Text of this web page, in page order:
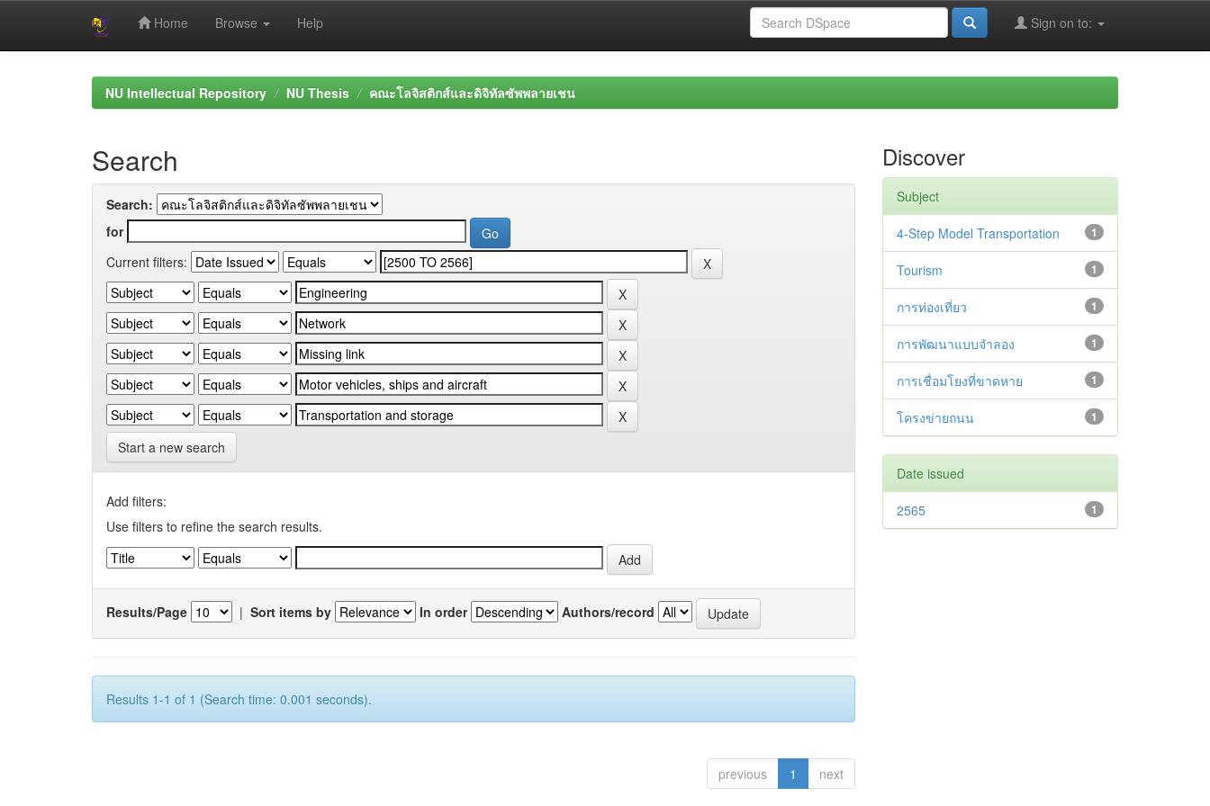
Home Browse Help Sign on to:
NU Intellectual Repository NU Thesis คณะโลจิสติกส์และดิจิทัลซัพพลายเชน
Search
Search:
for
Current filters:
Start a new search
Add filters:
Use filters to refine the search results.
Results/Page | Sort items by In order Authors/record
Results 1-1 of 1 (Search time: 0.001 seconds).
previous 1 next
Discover
Subject
1
4-Step Model Transportation
1
Tourism
1
การท่องเที่ยว
1
การพัฒนาแบบจำลอง
1
การเชื่อมโยงที่ขาดหาย
1
โครงข่ายถนน
Date issued
1
2565